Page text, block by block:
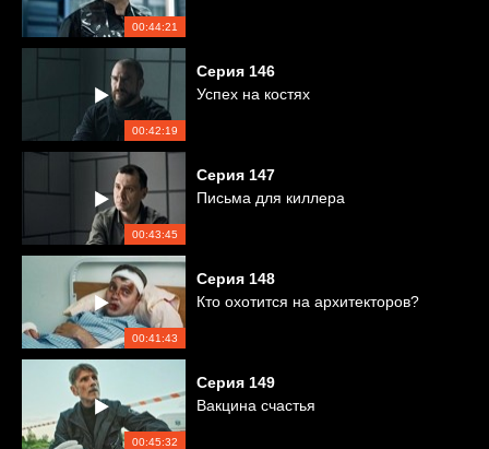
00:44:21
00:42:19
Серия 146
Успех на костях
00:43:45
Серия 147
Письма для киллера
00:41:43
Серия 148
Кто охотится на архитекторов?
00:45:32
Серия 149
Вакцина счастья